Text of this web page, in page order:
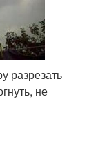
разрезать
не